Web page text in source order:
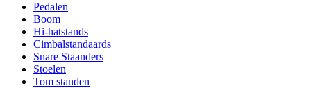
Pedalen
Boom
Hi-hatstands
Cimbalstandaards
Snare Staanders
Stoelen
Tom standen